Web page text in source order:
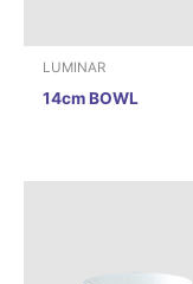
LUMINAR
14cm BOWL